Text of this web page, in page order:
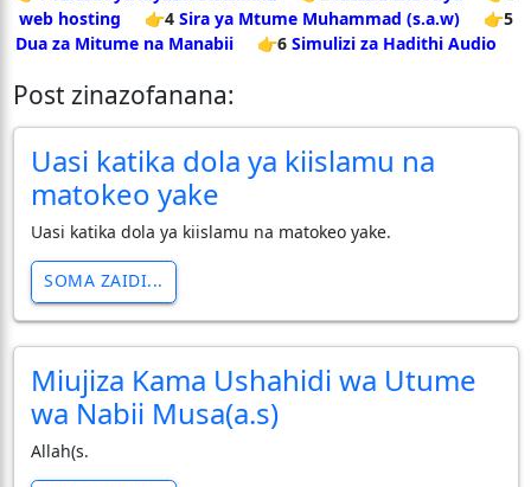
web hosting
👉4 Sira ya Mtume Muhammad (s.a.w)
👉5
Dua za Mitume na Manabii
👉6 Simulizi za Hadithi Audio
Post zinazofanana:
Uasi katika dola ya kiislamu na
matokeo yake
Uasi katika dola ya kiislamu na matokeo yake.
SOMA ZAIDI...
Miujiza Kama Ushahidi wa Utume
wa Nabii Musa(a.s)
Allah(s.